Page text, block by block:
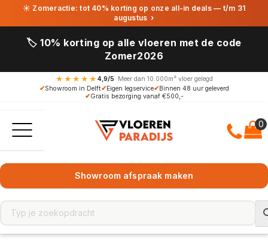
☀ Zomeractie: tot 40% korting op onze all-in deals — t/m 31
augustus ›
🏷️ 10% korting op alle vloeren met de code
Zomer2026
★★★★★ 4,9/5· Meer dan 10.000m² vloer gelegd
✔Showroom in Delft✔Eigen legservice✔Binnen 48 uur geleverd
✔Gratis bezorging vanaf €500,-
Showroom afspraak maken